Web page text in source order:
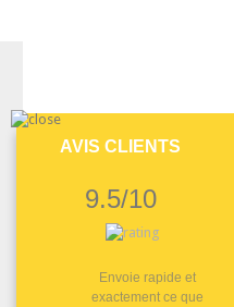
AVIS CLIENTS
9.5/10
Envoie rapide et
exactement ce que